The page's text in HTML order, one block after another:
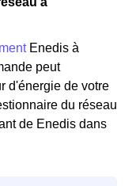
Enedis à
peut
d'énergie de votre
du réseau
de Enedis dans